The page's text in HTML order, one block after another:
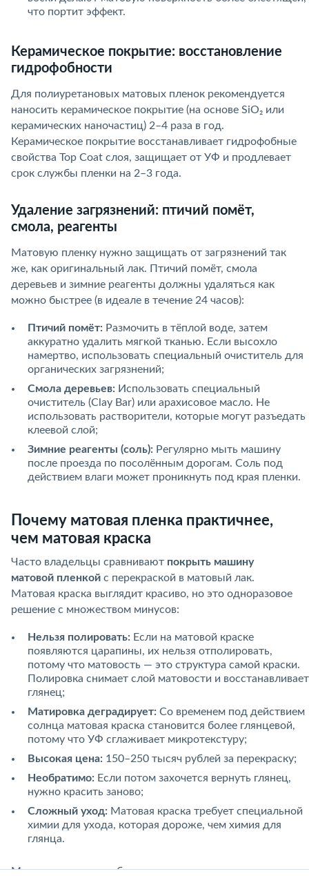
что портит эффект.
Керамическое покрытие: восстановление
гидрофобности
Для полиуретановых матовых пленок рекомендуется
наносить керамическое покрытие (на основе SiO₂ или
керамических наночастиц) 2–4 раза в год.
Керамическое покрытие восстанавливает гидрофобные
свойства Top Coat слоя, защищает от УФ и продлевает
срок службы пленки на 2–3 года.
Удаление загрязнений: птичий помёт,
смола, реагенты
Матовую пленку нужно защищать от загрязнений так
же, как оригинальный лак. Птичий помёт, смола
деревьев и зимние реагенты должны удаляться как
можно быстрее (в идеале в течение 24 часов):
Птичий помёт: Размочить в тёплой воде, затем
аккуратно удалить мягкой тканью. Если высохло
намертво, использовать специальный очиститель для
органических загрязнений;
Смола деревьев: Использовать специальный
очиститель (Clay Bar) или арахисовое масло. Не
использовать растворители, которые могут разъедать
клеевой слой;
Зимние реагенты (соль): Регулярно мыть машину
после проезда по посолённым дорогам. Соль под
действием влаги может проникнуть под края пленки.
Почему матовая пленка практичнее,
чем матовая краска
Часто владельцы сравнивают покрыть машину
матовой пленкой с перекраской в матовый лак.
Матовая краска выглядит красиво, но это одноразовое
решение с множеством минусов:
Нельзя полировать: Если на матовой краске
появляются царапины, их нельзя отполировать,
потому что матовость — это структура самой краски.
Полировка снимает слой матовости и восстанавливает
глянец;
Матировка деградирует: Со временем под действием
солнца матовая краска становится более глянцевой,
потому что УФ сглаживает микротекстуру;
Высокая цена: 150–250 тысяч рублей за перекраску;
Необратимо: Если потом захочется вернуть глянец,
нужно красить заново;
Сложный уход: Матовая краска требует специальной
химии для ухода, которая дороже, чем химия для
глянца.
Матовая пленка, особенно полиуретановая, решает все